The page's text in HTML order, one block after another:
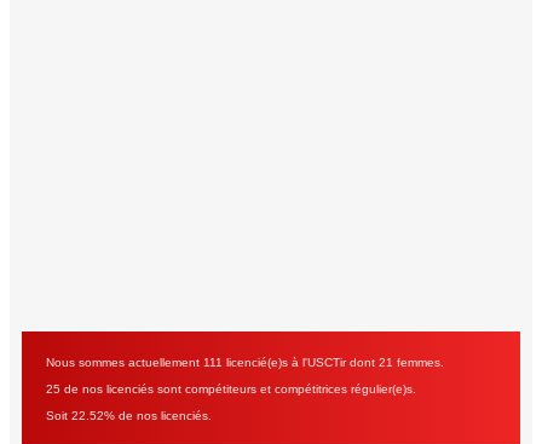
Nous sommes actuellement 111 licencié(e)s à l'USCTir dont 21 femmes.
25 de nos licenciés sont compétiteurs et compétitrices régulier(e)s.
Soit 22.52% de nos licenciés.